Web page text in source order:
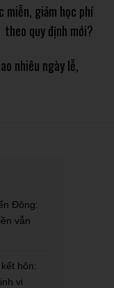
miễn, giảm học phí
theo quy định mới?
nhiêu ngày lễ,
Đông:
vẫn
hôn:
vi